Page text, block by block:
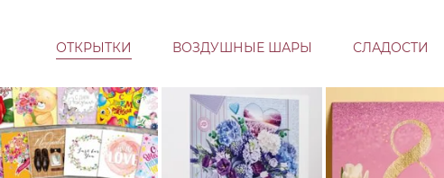
ОТКРЫТКИ ВОЗДУШНЫЕ ШАРЫ СЛАДОСТИ